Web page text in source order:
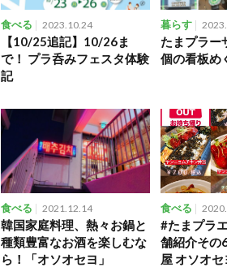
食べる 2023.10.24
【10/25追記】10/26ま
で！ プラ呑みフェスタ体験
記
暮らす
たまプラー
個の看板め
食べる 2021.12.14
韓国家庭料理、熱々お鍋と
種類豊富なお酒を楽しむな
ら！「オソオセヨ」
食べる
#たまプラ
舗紹介そ
屋 オソオセ